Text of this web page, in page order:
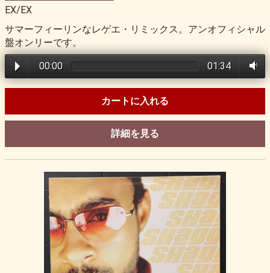
EX/EX
サマーフィーリンなレゲエ・リミックス。アンオフィシャル
盤オンリーです。
00:00 01:34
カートに入れる
詳細を見る